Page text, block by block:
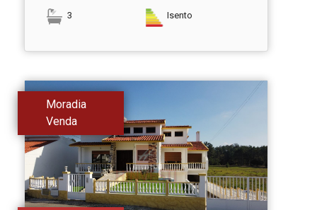
3 Isento
Moradia
Venda